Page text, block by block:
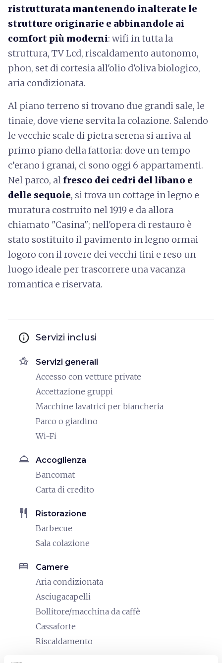
ristrutturata mantenendo inalterate le
strutture originarie e abbinandole ai
comfort più moderni: wifi in tutta la
struttura, TV Lcd, riscaldamento autonomo,
phon, set di cortesia all'olio d'oliva biologico,
aria condizionata.
Al piano terreno si trovano due grandi sale, le
tinaie, dove viene servita la colazione. Salendo
le vecchie scale di pietra serena si arriva al
primo piano della fattoria: dove un tempo
c’erano i granai, ci sono oggi 6 appartamenti.
Nel parco, al fresco dei cedri del libano e
delle sequoie, si trova un cottage in legno e
muratura costruito nel 1919 e da allora
chiamato "Casina"; nell'opera di restauro è
stato sostituito il pavimento in legno ormai
logoro con il rovere dei vecchi tini e reso un
luogo ideale per trascorrere una vacanza
romantica e riservata.
info Servizi inclusi
hotel_class Servizi generali
Accesso con vetture private
Accettazione gruppi
Macchine lavatrici per biancheria
Parco o giardino
Wi-Fi
room_service Accoglienza
Bancomat
Carta di credito
restaurant Ristorazione
Barbecue
Sala colazione
bed Camere
Aria condizionata
Asciugacapelli
Bollitore/macchina da caffè
Cassaforte
Riscaldamento